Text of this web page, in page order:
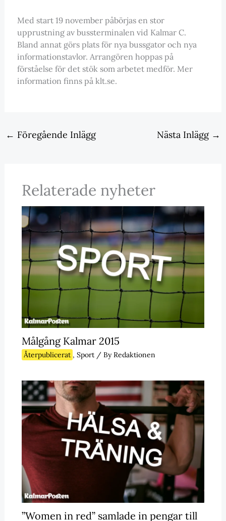
Med start 19 november påbörjas en stor
upprustning av bussterminalen vid Kalmar C.
Bland annat görs plats för nya bussgator och nya
informationstavlor. Arrangören hoppas på
förståelse för det stök som arbetet medför. Mer
information finns på klt.se.
← Föregående Inlägg Nästa Inlägg →
Relaterade nyheter
Målgång Kalmar 2015
Återpublicerat , Sport/ ByRedaktionen
”Women in red” samlade in pengar till